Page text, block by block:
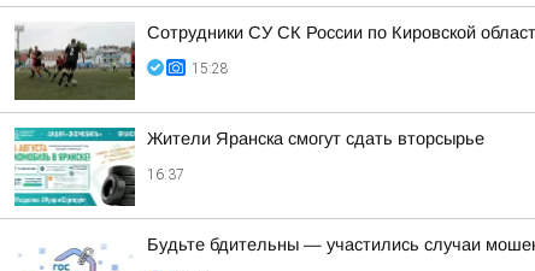
Сотрудники СУ СК России по Кировской
15:28
Жители Яранска смогут сдать вторсырье
16:37
Будьте бдительны — участились случаи